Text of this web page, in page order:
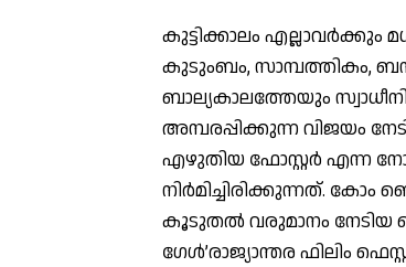
കുട്ടിക്കാലം എല്ലാവര്‍ക്കും
കുടുംബം, സാമ്പത്തികം,
ബാല്യകാലത്തേയും
അമ്പരപ്പിക്കുന്ന വിജയം
എഴുതിയ ഫോസ്റ്റര്‍ എന്ന
നിര്‍മിച്ചിരിക്കുന്നത്.
കൂടുതല്‍ വരുമാനം നേടിയ
ഗേള്‍’രാജ്യാന്തര ഫിലിം